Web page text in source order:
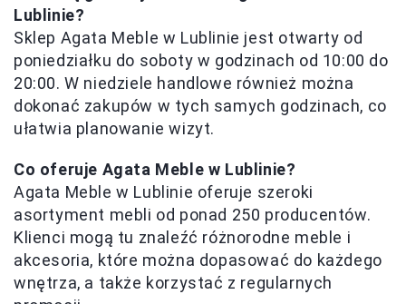
Lublinie?
Sklep Agata Meble w Lublinie jest otwarty od
poniedziałku do soboty w godzinach od 10:00 do
20:00. W niedziele handlowe również można
dokonać zakupów w tych samych godzinach, co
ułatwia planowanie wizyt.
Co oferuje Agata Meble w Lublinie?
Agata Meble w Lublinie oferuje szeroki
asortyment mebli od ponad 250 producentów.
Klienci mogą tu znaleźć różnorodne meble i
akcesoria, które można dopasować do każdego
wnętrza, a także korzystać z regularnych